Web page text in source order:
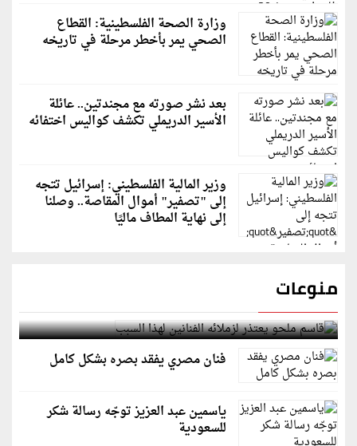
وزارة الصحة الفلسطينية: القطاع
الصحي يمر بأخطر مرحلة في تاريخه
بعد نشر صورته مع مجندتين.. عائلة
الأسير الدريملي تكشف كواليس اختفائه
وزير المالية الفلسطيني: إسرائيل تتجه
إلى "تصفير" أموال المقاصة.. وصلنا
إلى نهاية المطاف ماليًا
منوعات
قاسم ملحو يعتذر لزملائه الفنانين لهذا السبب
فنان مصري يفقد بصره بشكل كامل
ياسمين عبد العزيز توجّه رسالة شكر
للسعودية